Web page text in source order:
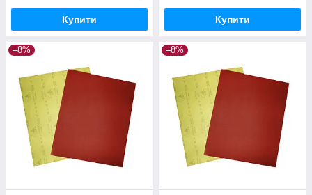
Купити Купити
–8% –8%